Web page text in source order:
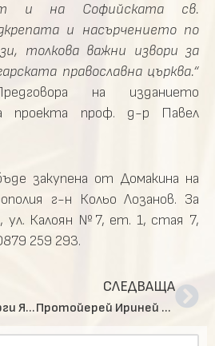
и на Софийската св.
и насърчението по
толкова важни извори за
православна църква.“
на изданието
проекта проф. д-р Павел
закупена от Домакина на
г-н Кольо Лозанов. За
ул. Калоян №7, ет. 1, стая 7,
259 293.
Протойерей Георги Янъков и психологът Красимир Иванов в последния брой на „Стълба към небето“ преди лятната пауза (ВИДЕО)
СЛЕДВАЩА
Протойерей Ириней Митов и режисьорът Атанас Христосков в новия брой на „Стълба към небето“ (ВИДЕО)